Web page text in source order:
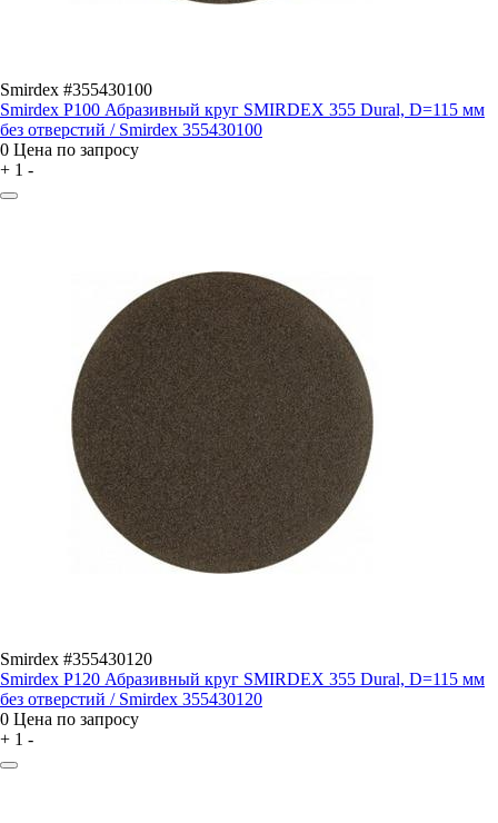
Smirdex #355430100
Smirdex P100 Абразивный круг SMIRDEX 355 Dural, D=115 мм
без отверстий / Smirdex 355430100
0 Цена по запросу
+ 1 -
Smirdex #355430120
Smirdex P120 Абразивный круг SMIRDEX 355 Dural, D=115 мм
без отверстий / Smirdex 355430120
0 Цена по запросу
+ 1 -